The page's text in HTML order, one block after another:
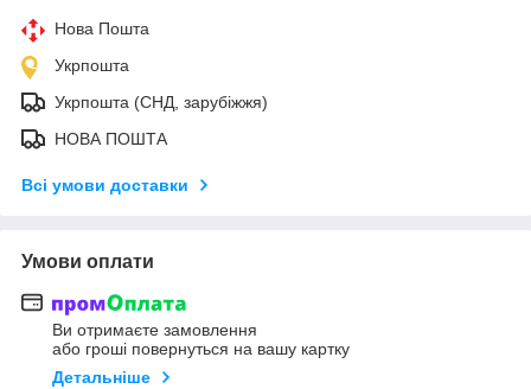
Нова Пошта
Укрпошта
Укрпошта (СНД, зарубіжжя)
НОВА ПОШТА
Всі умови доставки
Умови оплати
Ви отримаєте замовлення
або гроші повернуться на вашу картку
Детальніше